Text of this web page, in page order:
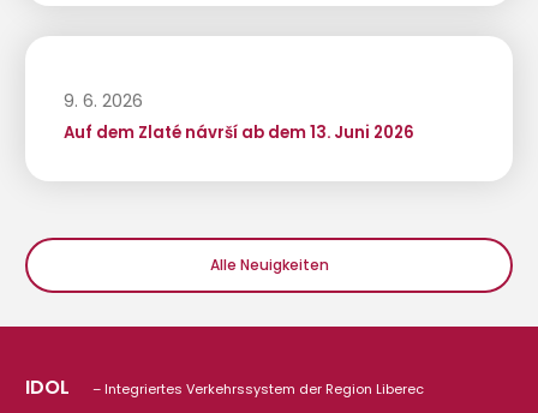
9. 6. 2026
Auf dem Zlaté návrší ab dem 13. Juni 2026
Alle Neuigkeiten
IDOL – Integriertes Verkehrssystem der Region Liberec